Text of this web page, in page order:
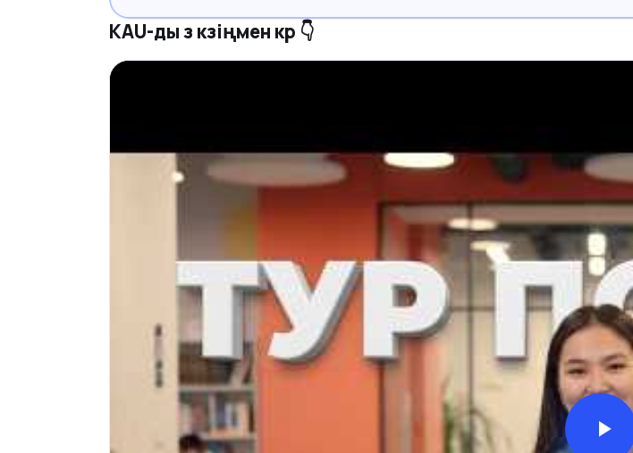
Жеңілдіктер университеттің ресми ережесіне сәйкес беріледі және
құжат тапсырыңыз.
KAU-ды өз көзіңмен көр 👇